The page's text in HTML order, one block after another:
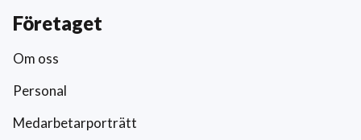
Företaget
Om oss
Personal
Medarbetarporträtt